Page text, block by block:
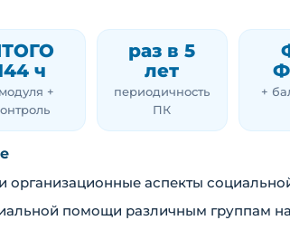
ч
+
раз в 5
лет
периодичность
ПК
+
организационные аспекты
помощи различным группам